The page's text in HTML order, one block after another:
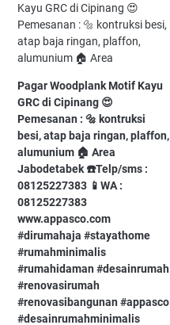
Pagar Woodplank Motif Kayu
GRC di Cipinang 😍⁠ ⁠ ⁠
Pemesanan : 🔩 kontruksi
besi, atap baja ringan, plaffon,
alumunium⁠ 🏠 Area
Jabodetabek⁠ ☎️Telp/sms :
08125227383⁠ 📱WA :
08125227383⁠
www.appasco.com⁠ ⁠
#dirumahaja⁠ #stayathome⁠
#rumahminimalis⁠
#rumahidaman⁠ #desainrumah⁠
#renovasirumah⁠
#renovasibangunan⁠ #appasco⁠
#desainrumahminimalis⁠